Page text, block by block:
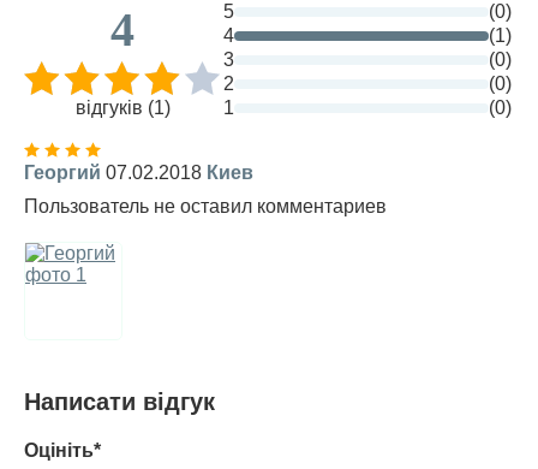
4
відгуків (1)
5
(0)
4
(1)
3
(0)
2
(0)
1
(0)
Георгий 07.02.2018 Киев
Пользователь не оставил комментариев
Написати відгук
Оцініть*